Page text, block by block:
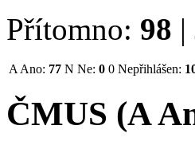
Přítomno: 98 |
A Ano: 77 N Ne: 0 0 Nepřihlášen:
ČMUS (A